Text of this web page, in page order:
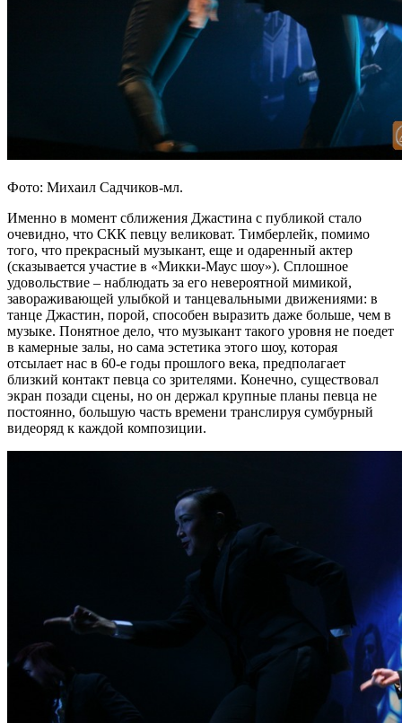
Фото: Михаил Садчиков-мл.
Именно в момент сближения Джастина с публикой стало
очевидно, что СКК певцу великоват. Тимберлейк, помимо
того, что прекрасный музыкант, еще и одаренный актер
(сказывается участие в «Микки-Маус шоу»). Сплошное
удовольствие – наблюдать за его невероятной мимикой,
завораживающей улыбкой и танцевальными движениями: в
танце Джастин, порой, способен выразить даже больше, чем в
музыке. Понятное дело, что музыкант такого уровня не поедет
в камерные залы, но сама эстетика этого шоу, которая
отсылает нас в 60-е годы прошлого века, предполагает
близкий контакт певца со зрителями. Конечно, существовал
экран позади сцены, но он держал крупные планы певца не
постоянно, большую часть времени транслируя сумбурный
видеоряд к каждой композиции.